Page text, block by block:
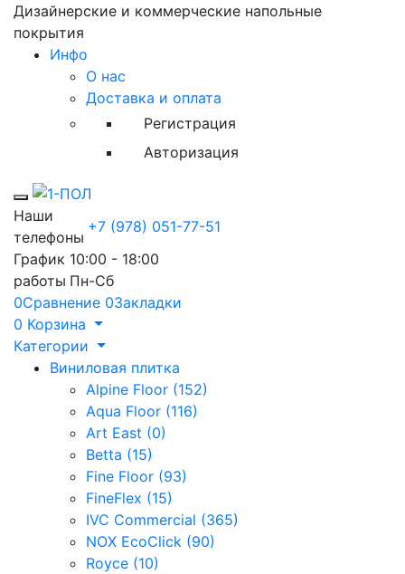
Дизайнерские и коммерческие напольные
покрытия
Инфо
О нас
Доставка и оплата
Регистрация
Авторизация
Toggle mobile menu
Наши
телефоны
+7 (978) 051-77-51
График
работы
10:00 - 18:00
Пн-Сб
0Сравнение 0Закладки
0 Корзина
Категории
Виниловая плитка
Alpine Floor (152)
Aqua Floor (116)
Art East (0)
Betta (15)
Fine Floor (93)
FineFlex (15)
IVC Commercial (365)
NOX EcoClick (90)
Royce (10)